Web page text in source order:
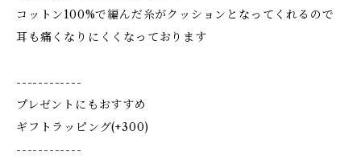
コットン100%で編んだ糸がクッションとなってくれるので
耳も痛くなりにくくなっております
------------
プレゼントにもおすすめ
ギフトラッピング(+300)
------------